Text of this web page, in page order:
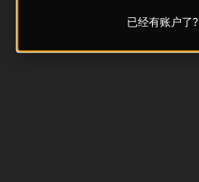
已经有账户了?